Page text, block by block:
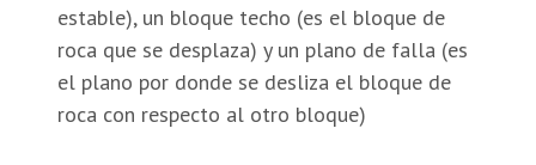
estable), un bloque techo (es el bloque de
roca que se desplaza) y un plano de falla (es
el plano por donde se desliza el bloque de
roca con respecto al otro bloque)